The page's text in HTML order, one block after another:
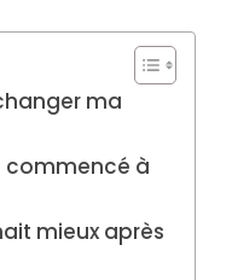
ma
commencé à
mieux après